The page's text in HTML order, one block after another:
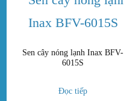
Sen cây nóng lạnh Inax BFV-
6015S
Đọc tiếp